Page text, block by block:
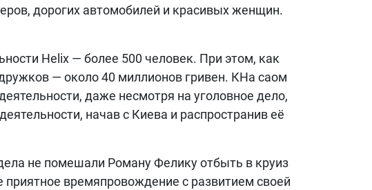
дорогих автомобилей и красивых женщин.
Helix — более 500 человек. При этом, как
— около 40 миллионов гривен. КНа саом
даже несмотря на уголовное дело,
начав с Киева и распространив её
не помешали Роману Фелику отбыть в круиз
времяпровождение с развитием своей